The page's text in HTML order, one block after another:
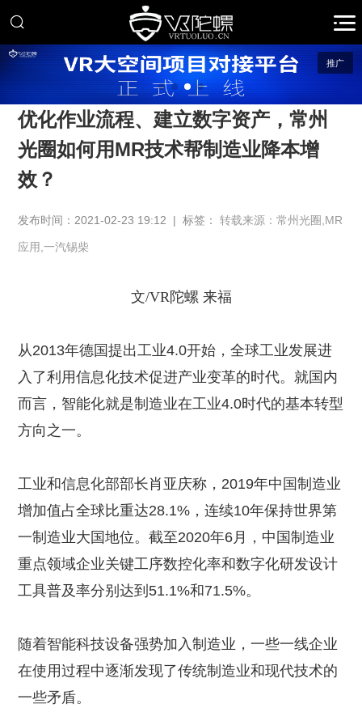
推广
优化作业流程、建立数字资产，常州
光圈如何用MR技术帮制造业降本增
效？
发布时间：2021-02-23 19:12 | 标签：转载来源：常州光圈,MR
应用,一汽锡柴
文/VR陀螺 来福
从2013年德国提出工业4.0开始，全球工业发展进
入了利用信息化技术促进产业变革的时代。就国内
而言，智能化就是制造业在工业4.0时代的基本转型
方向之一。
工业和信息化部部长肖亚庆称， 2019年中国制造业
增加值占全球比重达28.1%，连续10年保持世界第
一制造业大国地位。截至2020年6月，中国制造业
重点领域企业关键工序数控化率和数字化研发设计
工具普及率分别达到51.1%和71.5%。
随着智能科技设备强势加入制造业，一些一线企业
在使用过程中逐渐发现了传统制造业和现代技术的
一些矛盾。